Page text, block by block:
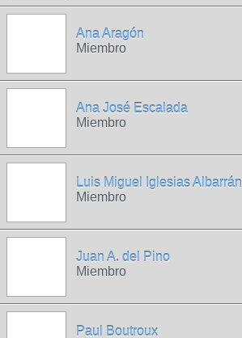
Ana Aragón
Miembro
Ana José Escalada
Miembro
Luis Miguel Iglesias Albarrán
Miembro
Juan A. del Pino
Miembro
Paul Boutroux